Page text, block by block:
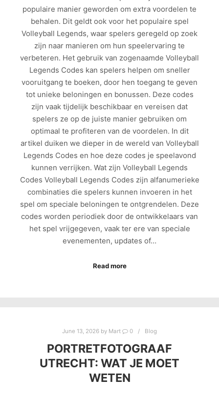
populaire manier geworden om extra voordelen te
behalen. Dit geldt ook voor het populaire spel
Volleyball Legends, waar spelers geregeld op zoek
zijn naar manieren om hun speelervaring te
verbeteren. Het gebruik van zogenaamde Volleyball
Legends Codes kan spelers helpen om sneller
vooruitgang te boeken, door hen toegang te geven
tot unieke beloningen en bonussen. Deze codes
zijn vaak tijdelijk beschikbaar en vereisen dat
spelers ze op de juiste manier gebruiken om
optimaal te profiteren van de voordelen. In dit
artikel duiken we dieper in de wereld van Volleyball
Legends Codes en hoe deze codes je speelavond
kunnen verrijken. Wat zijn Volleyball Legends
Codes Volleyball Legends Codes zijn alfanumerieke
combinaties die spelers kunnen invoeren in het
spel om speciale beloningen te ontgrendelen. Deze
codes worden periodiek door de ontwikkelaars van
het spel vrijgegeven, vaak ter ere van speciale
evenementen, updates of…
Read more
June 13, 2026 by Mart 0 Blog
PORTRETFOTOGRAAF
UTRECHT: WAT JE MOET
WETEN